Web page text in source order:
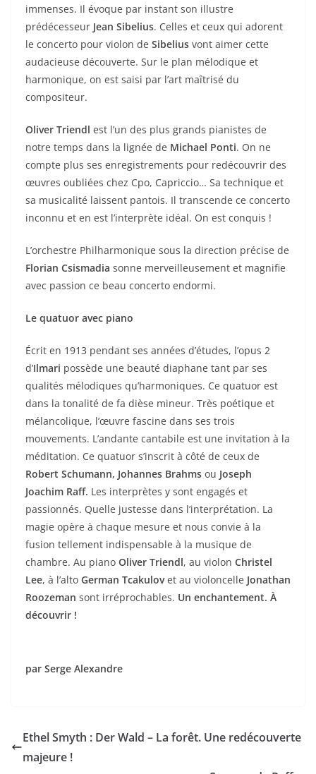
immenses. Il évoque par instant son illustre
prédécesseur Jean Sibelius. Celles et ceux qui adorent
le concerto pour violon de Sibelius vont aimer cette
audacieuse découverte. Sur le plan mélodique et
harmonique, on est saisi par l’art maîtrisé du
compositeur.
Oliver Triendl est l’un des plus grands pianistes de
notre temps dans la lignée de Michael Ponti. On ne
compte plus ses enregistrements pour redécouvrir des
œuvres oubliées chez Cpo, Capriccio… Sa technique et
sa musicalité laissent pantois. Il transcende ce concerto
inconnu et en est l’interprète idéal. On est conquis !
L’orchestre Philharmonique sous la direction précise de
Florian Csismadia sonne merveilleusement et magnifie
avec passion ce beau concerto endormi.
Le quatuor avec piano
Écrit en 1913 pendant ses années d’études, l’opus 2
d’Ilmari possède une beauté diaphane tant par ses
qualités mélodiques qu’harmoniques. Ce quatuor est
dans la tonalité de fa dièse mineur. Très poétique et
mélancolique, l’œuvre fascine dans ses trois
mouvements. L’andante cantabile est une invitation à la
méditation. Ce quatuor s’inscrit à côté de ceux de
Robert Schumann, Johannes Brahms ou Joseph
Joachim Raff. Les interprètes y sont engagés et
passionnés. Quelle justesse dans l’interprétation. La
magie opère à chaque mesure et nous convie à la
fusion tellement indispensable à la musique de
chambre. Au piano Oliver Triendl, au violon Christel
Lee, à l’alto German Tcakulovet au violoncelle Jonathan
Roozeman sont irréprochables. Un enchantement. À
découvrir !
par Serge Alexandre
Ethel Smyth : Der Wald – La forêt. Une redécouverte
majeure !